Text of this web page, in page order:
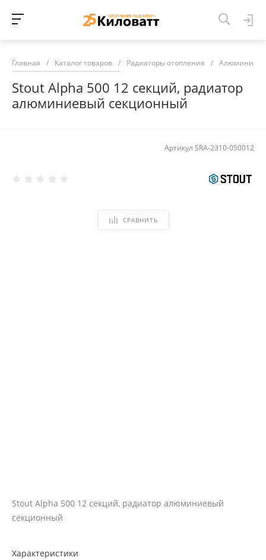
Главная / Каталог товаров / Радиаторы отопления /
Stout Alpha 500 12 секций, радиатор
алюминиевый секционный
Артикул SRA-2310-050012
СРАВНИТЬ
Stout Alpha 500 12 секций, радиатор алюминиевый
секционный
Характеристики